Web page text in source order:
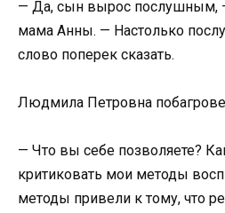
— Да, сын вырос послушным,
мама Анны. — Настолько
слово поперек сказать.
Людмила Петровна
— Что вы себе позволяете?
критиковать мои методы
методы привели к тому, что